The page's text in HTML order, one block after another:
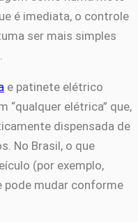
é imediata, o controle
ser mais simples
e patinete elétrico
“qualquer elétrica” que,
dispensada de
No Brasil, o que
(por exemplo,
mudar conforme